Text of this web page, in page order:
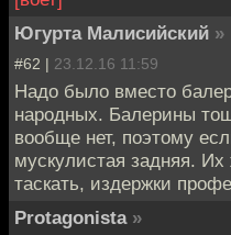
Югурта Малисийский »
#62 | 23.12.16 11:59
Надо было вместо
народных. Балерины
вообще нет, поэтому
мускулистая задняя.
таскать, издержки
Protagonista »